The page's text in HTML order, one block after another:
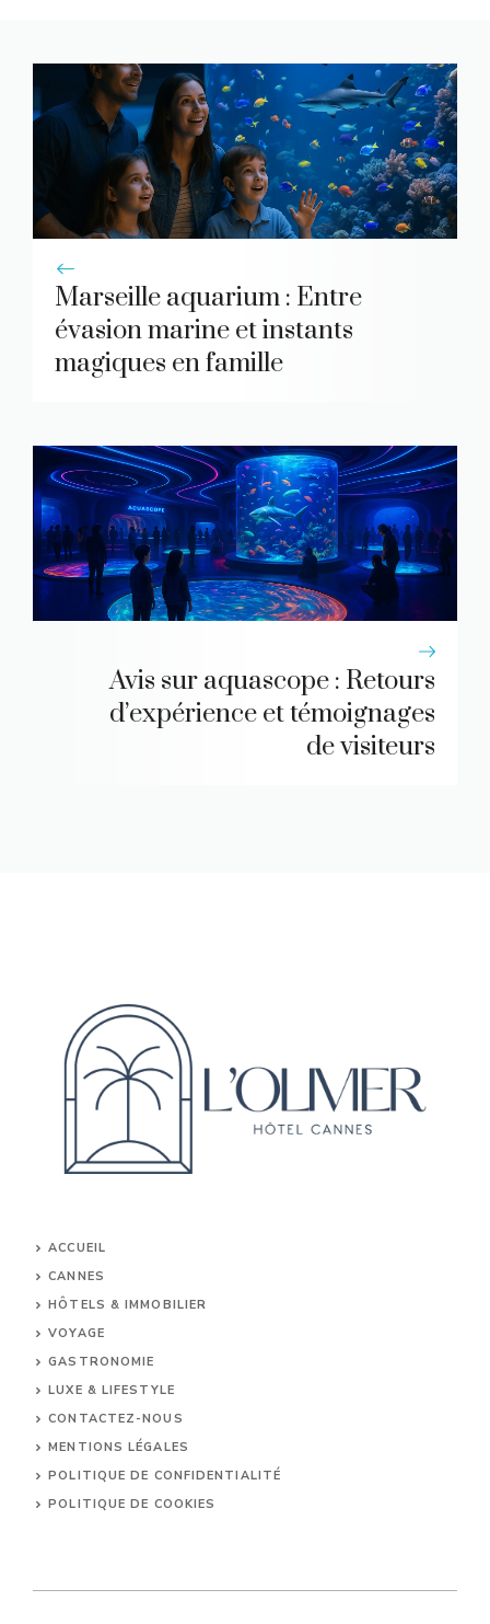
Marseille aquarium : Entre
évasion marine et instants
magiques en famille
Avis sur aquascope : Retours
d’expérience et témoignages
de visiteurs
ACCUEIL
CANNES
HÔTELS & IMMOBILIER
VOYAGE
GASTRONOMIE
LUXE & LIFESTYLE
CONTACTEZ-NOUS
MENTIONS LÉGALES
POLITIQUE DE CONFIDENTIALITÉ
POLITIQUE DE COOKIES